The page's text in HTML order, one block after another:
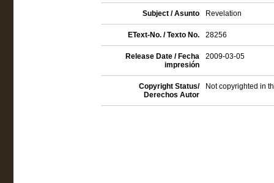
Subject / Asunto Revelation
EText-No. / Texto No. 28256
Release Date / Fecha
impresión
2009-03-05
Copyright Status/
Derechos Autor
Not copyrighted in